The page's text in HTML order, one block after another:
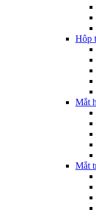
Hôp
Mắt
Mắt